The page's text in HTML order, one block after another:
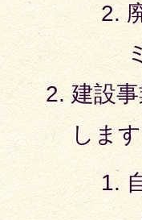
建設
します